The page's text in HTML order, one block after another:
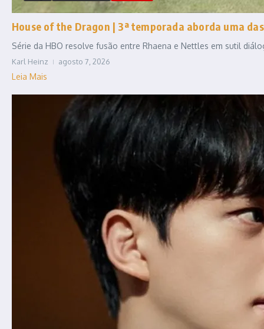
House of the Dragon | 3ª temporada aborda uma
Série da HBO resolve fusão entre Rhaena e Nettles em sutil
Karl Heinz agosto 7, 2026
Leia Mais